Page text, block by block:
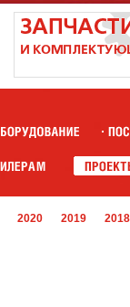
2020 2019 2018